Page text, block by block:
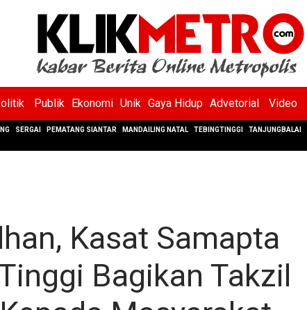
Publik Ekonomi Unik Gaya Hidup Advetorial Video
SERGAI PEMATANG SIANTAR MANDAILING NATAL TEBINGTINGGI TANJUNGBALAI
Kasat Samapta
Bagikan Takzil